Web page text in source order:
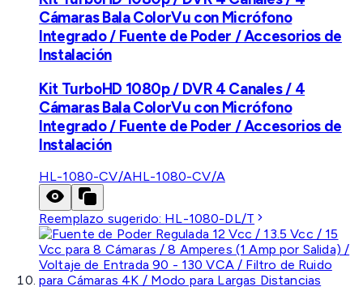
Cámaras Bala ColorVu con Micrófono
Integrado / Fuente de Poder / Accesorios de
Instalación
Kit TurboHD 1080p / DVR 4 Canales / 4
Cámaras Bala ColorVu con Micrófono
Integrado / Fuente de Poder / Accesorios de
Instalación
HL-1080-CV/AHL-1080-CV/A
Reemplazo sugerido: HL-1080-DL/T